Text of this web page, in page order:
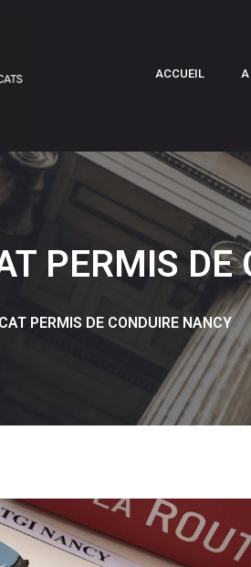
ACCUEIL
PERMIS DE
PERMIS DE CONDUIRE NANCY